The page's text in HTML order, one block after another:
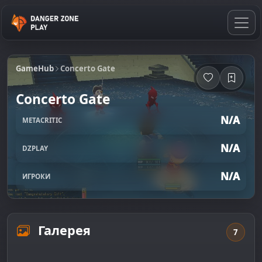
GameHub Concerto Gate
Concerto Gate
METACRITIC N/A
DZPLAY N/A
ИГРОКИ N/A
Галерея 7